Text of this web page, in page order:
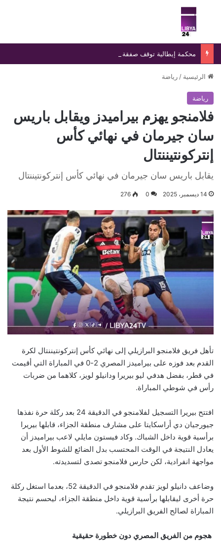
بحث عن
الرئيسية / رياضة
رياضة
فلامنجو يهزم بيراميدز ويقابل باريس
سان جيرمان في نهائي كأس
إنتركونتيننتال
يقابل باريس سان جيرمان في نهائي كأس إنتركونتيننتال
14 ديسمبر، 2025 0
276
تأهل فريق فلامنجو البرازيلي إلى نهائي كأس إنتركونتيننتال لكرة
القدم بعد فوزه على بيراميدز المصري 2-0 في المباراة التي أقيمت
في قطر، بفضل هدفي ليو بيريرا ودانيلو لويز، كلاهما من ضربات
رأس في شوطي المباراة.
افتتح بيريرا التسجيل لفلامنجو في الدقيقة 24 بعد ركلة حرة نفذها
جيورجيان دي أراسكايتا على مشارف منطقة الجزاء، قابلها بيريرا
برأسية قوية داخل الشباك. وكاد فيستون مايلي لاعب بيراميدز أن
يعادل النتيجة في الوقت المحتسب بدل الضائع للشوط الأول بعد
مواجهة انفرادية، لكن حارس فلامنجو تصدى لتسديدته.
وضاعف دانيلو لويز تقدم فلامنجو في الدقيقة 52، بعدما استغل ركلة
حرة أخرى ليقابلها برأسية قوية داخل منطقة الجزاء، ليحسم نتيجة
المباراة لصالح الفريق البرازيلي.
هجوم من الفريق المصري دون خطورة حقيقية